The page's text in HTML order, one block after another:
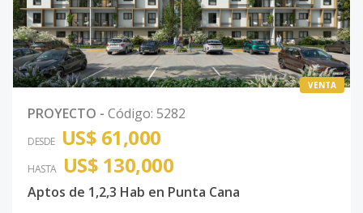
VENTA
PROYECTO - Código: 5282
DESDE US$ 61,000
HASTA US$ 130,000
Aptos de 1,2,3 Hab en Punta Cana